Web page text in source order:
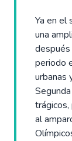
Ya en el
una
periodo
urbanas
al